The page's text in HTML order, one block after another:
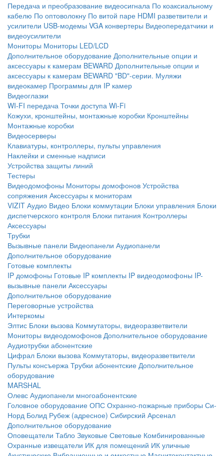
Передача и преобразование видеосигнала По коаксиальному
кабелю По оптоволокну По витой паре HDMI разветвители и
усилители USB-модемы VGA конвертеры Видеопередатчики и
видеоусилители
Мониторы Мониторы LED/LCD
Дополнительное оборудование Дополнительные опции и
аксессуары к камерам BEWARD Дополнительные опции и
аксессуары к камерам BEWARD "BD"-серии. Муляжи
видеокамер Программы для IP камер
Видеоглазки
WI-FI передача Точки доступа Wi-Fi
Кожухи, кронштейны, монтажные коробки Кронштейны
Монтажные коробки
Видеосерверы
Клавиатуры, контроллеры, пульты управления
Наклейки и сменные надписи
Устройства защиты линий
Тестеры
Видеодомофоны Мониторы домофонов Устройства
сопряжения Аксессуары к мониторам
VIZIT Аудио Видео Блоки коммутации Блоки управления Блоки
диспетчерского контроля Блоки питания Контроллеры
Аксессуары
Трубки
Вызывные панели Видеопанели Аудиопанели
Дополнительное оборудование
Готовые комплекты
IP домофоны Готовые IP комплекты IP видеодомофоны IP-
вызывные панели Аксессуары
Дополнительное оборудование
Переговорные устройства
Интеркомы
Элтис Блоки вызова Коммутаторы, видеоразветвители
Мониторы видеодомофонов Дополнительное оборудование
Аудиотрубки абонентские
Цифрал Блоки вызова Коммутаторы, видеоразветвители
Пульты консъержа Трубки абонентские Дополнительное
оборудование
MARSHAL
Олевс Аудиопанели многоабонентские
Головное оборудование ОПС Охранно-пожарные приборы Си-
Норд Болид Рубеж (адресное) Сибирский Арсенал
Дополнительное оборудование
Оповещатели Табло Звуковые Световые Комбинированные
Охранные извещатели ИК для помещений ИК уличные